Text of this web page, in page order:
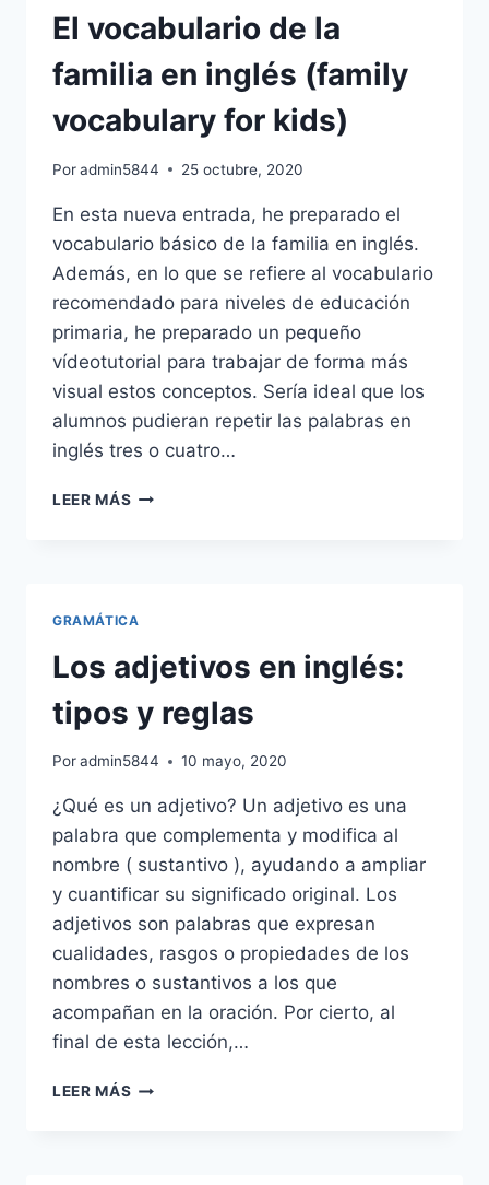
INGLÉS
(PLACES
IN
THE
CITY)
El vocabulario de la
familia en inglés (family
vocabulary for kids)
Poradmin5844 25 octubre, 2020
En esta nueva entrada, he preparado el
vocabulario básico de la familia en inglés.
Además, en lo que se refiere al vocabulario
recomendado para niveles de educación
primaria, he preparado un pequeño
vídeotutorial para trabajar de forma más
visual estos conceptos. Sería ideal que los
alumnos pudieran repetir las palabras en
inglés tres o cuatro…
LEER MÁS
(FAMILY
VOCABULARY
KIDS)
GRAMÁTICA
Los adjetivos en inglés:
tipos y reglas
Poradmin5844 10 mayo, 2020
¿Qué es un adjetivo? Un adjetivo es una
palabra que complementa y modifica al
nombre ( sustantivo ), ayudando a ampliar
y cuantificar su significado original. Los
adjetivos son palabras que expresan
cualidades, rasgos o propiedades de los
nombres o sustantivos a los que
acompañan en la oración. Por cierto, al
final de esta lección,…
LEER MÁS LOS